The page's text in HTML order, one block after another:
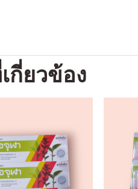
กี่ยวข้อง